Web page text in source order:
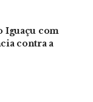
Iguaçu com
contra a